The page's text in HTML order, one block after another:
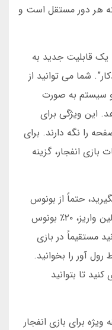
هر دور مستقل است و
قابلیت جدید به
شما می توانید از
و سیستم به صورت
این ویژگی برای
را نگه دارند. برای
انفجار، گزینه
حتماً از بونوس
های سایت استفاده کنید. مثلاً در اولین واریز، ۲۰٪ بونوس
مستقیماً در بازی
رول آور را بخوانید.
کنید تا بتوانید
ویژه برای بازی انفجار